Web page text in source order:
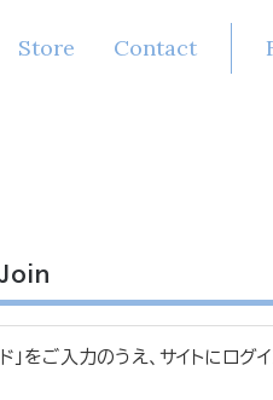
Store Contact
をご入力のうえ、サイトにログ